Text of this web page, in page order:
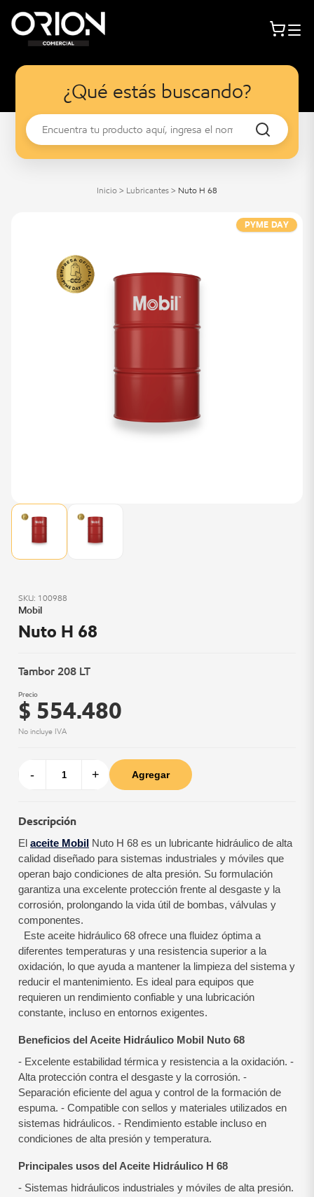
¿Qué estás buscando?
Inicio > Lubricantes > Nuto H 68
PYME DAY
SKU: 100988
Mobil
Nuto H 68
Tambor 208 LT
Precio
$ 554.480
No incluye IVA
- + Agregar
Descripción
El aceite Mobil
Nuto H 68 es un lubricante hidráulico de alta
calidad diseñado para sistemas industriales y móviles que
operan bajo condiciones de alta presión. Su formulación
garantiza una excelente protección frente al desgaste y la
corrosión, prolongando la vida útil de bombas, válvulas y
componentes.
Este aceite hidráulico 68 ofrece una fluidez óptima a
diferentes temperaturas y una resistencia superior a la
oxidación, lo que ayuda a mantener la limpieza del sistema y
reducir el mantenimiento. Es ideal para equipos que
requieren un rendimiento confiable y una lubricación
constante, incluso en entornos exigentes.
Beneficios del Aceite Hidráulico Mobil Nuto 68
- Excelente estabilidad térmica y resistencia a la oxidación. -
Alta protección contra el desgaste y la corrosión. -
Separación eficiente del agua y control de la formación de
espuma. - Compatible con sellos y materiales utilizados en
sistemas hidráulicos. - Rendimiento estable incluso en
condiciones de alta presión y temperatura.
Principales usos del Aceite Hidráulico H 68
- Sistemas hidráulicos industriales y móviles de alta presión.